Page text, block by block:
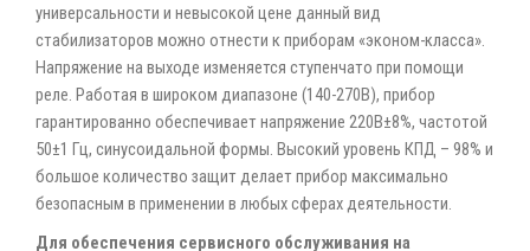
универсальности и невысокой цене данный вид
стабилизаторов можно отнести к приборам «эконом-класса».
Напряжение на выходе изменяется ступенчато при помощи
реле. Работая в широком диапазоне (140-270В), прибор
гарантированно обеспечивает напряжение 220В±8%, частотой
50±1 Гц, синусоидальной формы. Высокий уровень КПД – 98% и
большое количество защит делает прибор максимально
безопасным в применении в любых сферах деятельности.
Для обеспечения сервисного обслуживания на